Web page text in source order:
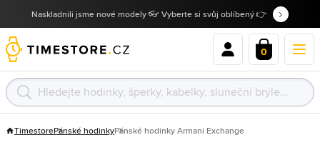
Naskladnili jsme nové modely 👓 Vyberte si svůj oblíbený 👉
0
TimestorePánské hodinkyPánské hodinky Armani Exchange